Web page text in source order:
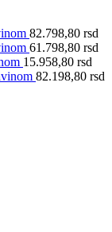
82.798,80 rsd
61.798,80 rsd
15.958,80 rsd
82.198,80 rsd